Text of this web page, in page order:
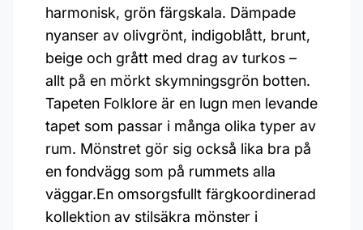
harmonisk, grön färgskala. Dämpade
nyanser av olivgrönt, indigoblått, brunt,
beige och grått med drag av turkos –
allt på en mörkt skymningsgrön botten.
Tapeten Folklore är en lugn men levande
tapet som passar i många olika typer av
rum. Mönstret gör sig också lika bra på
en fondvägg som på rummets alla
väggar.En omsorgsfullt färgkoordinerad
kollektion av stilsäkra mönster i